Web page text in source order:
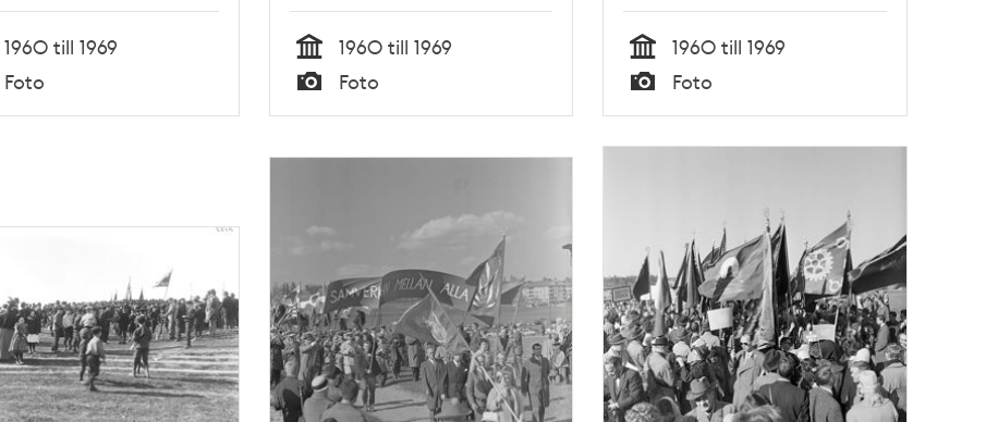
1960 till 1969
Foto Tid
1960 till 1969
Typ
Foto Tid
1960 till 1969
Typ
Foto